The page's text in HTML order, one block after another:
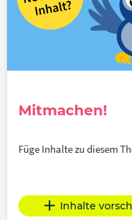
Mitmachen!
Füge Inhalte zu diesem
Inhalte